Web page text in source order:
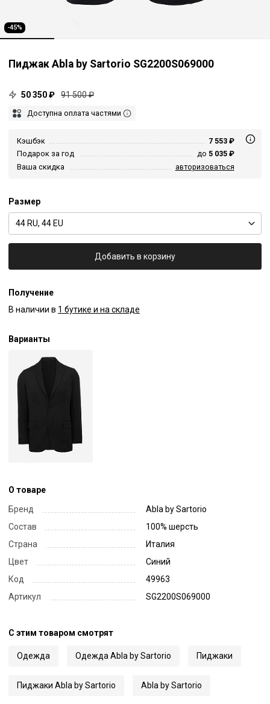
-45%
Пиджак Abla by Sartorio SG2200S069000
50 350 ₽ 91 500 ₽
Доступна оплата частями
Кэшбэк
7 553 ₽
Подарок за год
до 5 035 ₽
Ваша скидка
авторизоваться
Размер
44 RU, 44 EU
Добавить в корзину
Получение
В наличии в 1 бутике и на складе
Варианты
О товаре
Бренд
Abla by Sartorio
Состав
100% шерсть
Страна
Италия
Цвет
Синий
Код
49963
Артикул
SG2200S069000
С этим товаром смотрят
Одежда Одежда Abla by Sartorio Пиджаки
Пиджаки Abla by Sartorio Abla by Sartorio